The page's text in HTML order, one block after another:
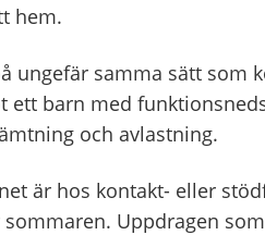
hem.
ungefär samma sätt som
ett barn med
och avlastning.
är hos kontakt- eller
Uppdragen